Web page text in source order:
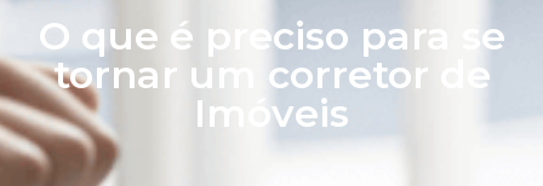
O que é preciso para se
tornar um corretor de
Imóveis